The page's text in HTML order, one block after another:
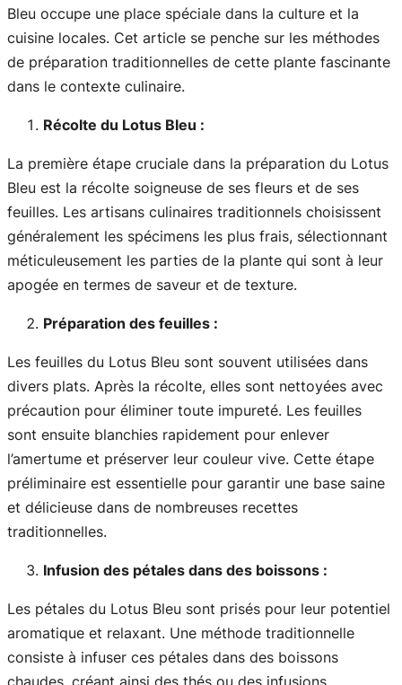
Bleu occupe une place spéciale dans la culture et la
cuisine locales. Cet article se penche sur les méthodes
de préparation traditionnelles de cette plante fascinante
dans le contexte culinaire.
Récolte du Lotus Bleu :
La première étape cruciale dans la préparation du Lotus
Bleu est la récolte soigneuse de ses fleurs et de ses
feuilles. Les artisans culinaires traditionnels choisissent
généralement les spécimens les plus frais, sélectionnant
méticuleusement les parties de la plante qui sont à leur
apogée en termes de saveur et de texture.
Préparation des feuilles :
Les feuilles du Lotus Bleu sont souvent utilisées dans
divers plats. Après la récolte, elles sont nettoyées avec
précaution pour éliminer toute impureté. Les feuilles
sont ensuite blanchies rapidement pour enlever
l’amertume et préserver leur couleur vive. Cette étape
préliminaire est essentielle pour garantir une base saine
et délicieuse dans de nombreuses recettes
traditionnelles.
Infusion des pétales dans des boissons :
Les pétales du Lotus Bleu sont prisés pour leur potentiel
aromatique et relaxant. Une méthode traditionnelle
consiste à infuser ces pétales dans des boissons